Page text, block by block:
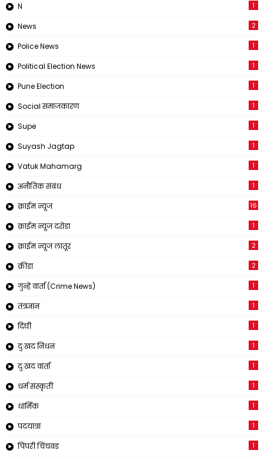
N 1
News 2
Police News 1
Political Election News 1
Pune Election 1
Social समाजकारण 1
Supe 1
Suyash Jagtap 1
Vatuk Mahamarg 1
अनौतिक संबंध 1
क्राईम न्यूज 16
क्राईम न्यूज दरोडा 1
क्राईम न्यूज लातूर 2
क्रीडा 2
गुन्हे वार्ता (Crime News) 1
तंत्रज्ञान 1
दिघी 1
दुःखद निधन 1
दुःखद वार्ता 1
धर्म संस्कृती 1
धार्मिक 1
पदयात्रा 1
पिंपरी चिंचवड 1